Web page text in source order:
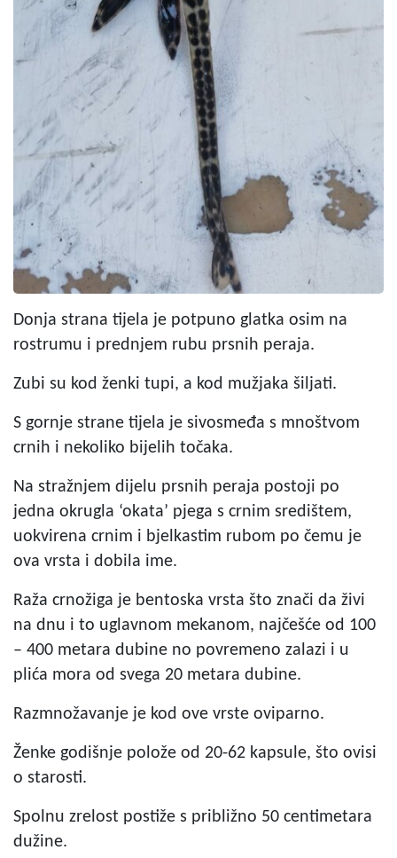
Donja strana tijela je potpuno glatka osim na
rostrumu i prednjem rubu prsnih peraja.
Zubi su kod ženki tupi, a kod mužjaka šiljati.
S gornje strane tijela je sivosmeđa s mnoštvom
crnih i nekoliko bijelih točaka.
Na stražnjem dijelu prsnih peraja postoji po
jedna okrugla ‘okata’ pjega s crnim središtem,
uokvirena crnim i bjelkastim rubom po čemu je
ova vrsta i dobila ime.
Raža crnožiga je bentoska vrsta što znači da živi
na dnu i to uglavnom mekanom, najčešće od 100
– 400 metara dubine no povremeno zalazi i u
plića mora od svega 20 metara dubine.
Razmnožavanje je kod ove vrste oviparno.
Ženke godišnje polože od 20-62 kapsule, što ovisi
o starosti.
Spolnu zrelost postiže s približno 50 centimetara
dužine.